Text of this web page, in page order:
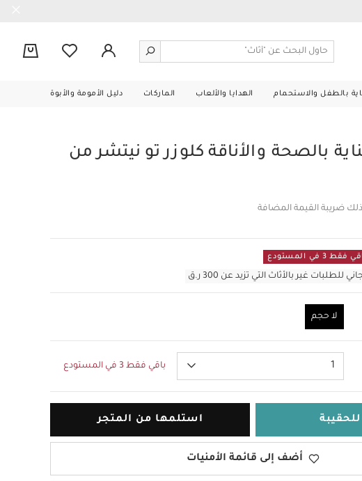
بالطفل والاستحمام الهدايا والألعاب الماركات دليل الأمومة والأبوة
بالصحة والأناقة كلوزر تو نيتشر من
ضريبة القيمة المضافة
فقط 3 في المستودع
غير بالأثاث التي تزيد عن 300 ر.ق
لا حجم
1 باقي فقط 3 في المستودع
استلمها من المتجر
أضف إلى قائمة الأمنيات